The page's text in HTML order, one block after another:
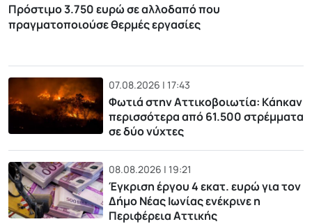
Πρόστιμο 3.750 ευρώ σε αλλοδαπό που
πραγματοποιούσε θερμές εργασίες
07.08.2026 | 17:43
Φωτιά στην Αττικοβοιωτία: Kάηκαν
περισσότερα από 61.500 στρέμματα
σε δύο νύχτες
08.08.2026 | 19:21
Έγκριση έργου 4 εκατ. ευρώ για τον
Δήμο Νέας Ιωνίας ενέκρινε η
Περιφέρεια Αττικής